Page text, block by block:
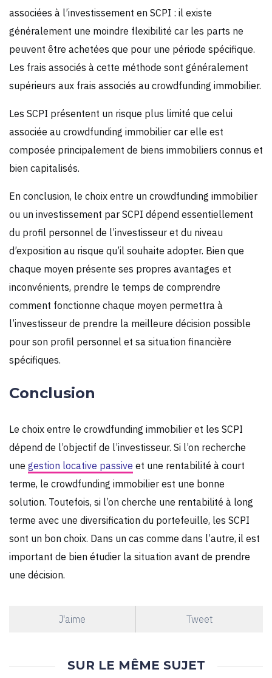
associées à l’investissement en SCPI : il existe
généralement une moindre flexibilité car les parts ne
peuvent être achetées que pour une période spécifique.
Les frais associés à cette méthode sont généralement
supérieurs aux frais associés au crowdfunding immobilier.
Les SCPI présentent un risque plus limité que celui
associée au crowdfunding immobilier car elle est
composée principalement de biens immobiliers connus et
bien capitalisés.
En conclusion, le choix entre un crowdfunding immobilier
ou un investissement par SCPI dépend essentiellement
du profil personnel de l’investisseur et du niveau
d’exposition au risque qu’il souhaite adopter. Bien que
chaque moyen présente ses propres avantages et
inconvénients, prendre le temps de comprendre
comment fonctionne chaque moyen permettra à
l’investisseur de prendre la meilleure décision possible
pour son profil personnel et sa situation financière
spécifiques.
Conclusion
Le choix entre le crowdfunding immobilier et les SCPI
dépend de l’objectif de l’investisseur. Si l’on recherche
une gestion locative passive et une rentabilité à court
terme, le crowdfunding immobilier est une bonne
solution. Toutefois, si l’on cherche une rentabilité à long
terme avec une diversification du portefeuille, les SCPI
sont un bon choix. Dans un cas comme dans l’autre, il est
important de bien étudier la situation avant de prendre
une décision.
J'aime Tweet
SUR LE MÊME SUJET